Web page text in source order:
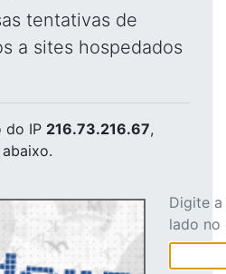
tentativas de
a sites hospedados
do IP 216.73.216.67,
Digite
lado no